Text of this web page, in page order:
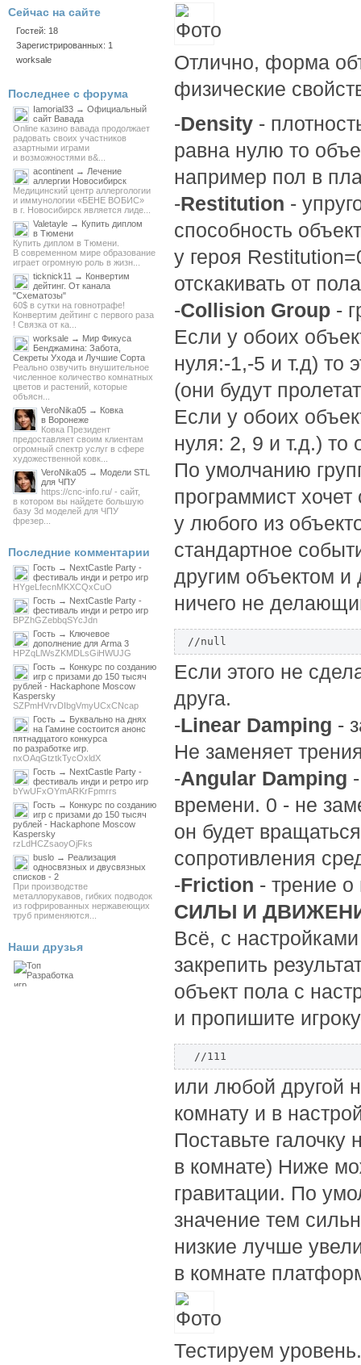
Отлично, форма
физические
-Density-
равна нулю то
например пол в
-Restitution -
способность
у героя
отскакивать от
-Collision Group-
Если у обоих
нуля:-1,-5 и т.д) то
(они будут
Если у обоих
нуля: 2, 9 и т.д.) то
По умолчанию
программист
у любого из
стандартное
другим объектом
ничего не
//null
Если этого не
друга.
-Linear Damping -
Не заменяет
-Angular Damping
времени. 0 - не
он будет
сопротивления
-Friction - трение о
СИЛЫ И
Всё, с
закрепить
объект пола с
и пропишите
//111
или любой другой
комнату и в
Поставьте галочку
в комнате) Ниже
гравитации. По
значение тем
низкие лучше
в комнате
Тестируем
Сейчас на сайте
Гостей: 18
Зарегистрированных: 1
worksale
Последнее с форума
Iamorial33 → Официальный
сайт Вавада
Online казино вавада продолжает
радовать своих участников
азартными играми
и возможностями в&...
acontinent → Лечение
аллергии Новосибирск
Медицинский центр аллергологии
и иммунологии «БЕНЕ ВОБИС»
в г. Новосибирск является лиде...
Valetayle → Купить диплом
в Тюмени
Купить диплом в Тюмени.
В современном мире образование
играет огромную роль в жизн...
ticknick11 → Конвертим
дейтинг. От канала
"Схематозы"
60$ в сутки на говнотрафе!
Конвертим дейтинг с первого раза
! Связка от ка...
worksale → Мир Фикуса
Бенджамина: Забота,
Секреты Ухода и Лучшие Сорта
Реально озвучить внушительное
численное количество комнатных
цветов и растений, которые
объясн...
VeroNika05 → Ковка
в Воронеже
Ковка Президент
предоставляет своим клиентам
огромный спектр услуг в сфере
художественной ковк...
VeroNika05 → Модели STL
для ЧПУ
https://cnc-info.ru/ - сайт,
в котором вы найдете большую
базу 3d моделей для ЧПУ
фрезер...
Последние комментарии
Гость → NextCastle Party -
фестиваль инди и ретро игр
HYgeLfecnMKXCQxCuO
Гость → NextCastle Party -
фестиваль инди и ретро игр
BPZhGZebbqSYcJdn
Гость → Ключевое
дополнение для Arma 3
HPZqLlWsZKMDLsGiHWUJG
Гость → Конкурс по созданию
игр с призами до 150 тысяч
рублей - Hackaphone Moscow
Kaspersky
SZPmHVrvDIbgVmyUCxCNcap
Гость → Буквально на днях
на Гамине состоится анонс
пятнадцатого конкурса
по разработке игр.
nxOAqGtztkTycOxldX
Гость → NextCastle Party -
фестиваль инди и ретро игр
bYwUFxOYmARKrFpmrrs
Гость → Конкурс по созданию
игр с призами до 150 тысяч
рублей - Hackaphone Moscow
Kaspersky
rzLdHCZsaoyOjFks
buslo → Реализация
односвязных и двусвязных
списков - 2
При производстве
металлорукавов, гибких подводок
из гофрированных нержавеющих
труб применяются...
Наши друзья